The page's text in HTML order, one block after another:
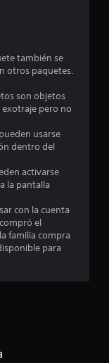
también se
otros paquetes.
son objetos
exotraje pero no
usarse
dentro del
activarse
la pantalla
con la cuenta
el
familia compra
para